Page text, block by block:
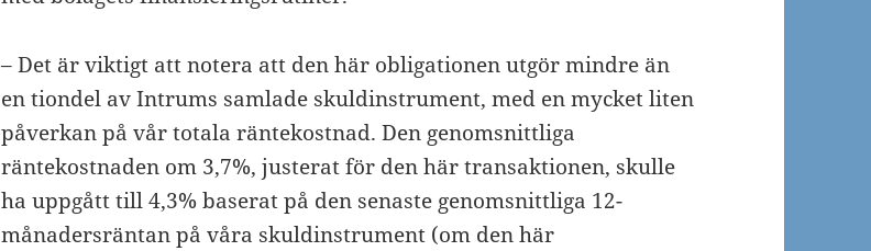
– Det är viktigt att notera att den här obligationen utgör mindre än
en tiondel av Intrums samlade skuldinstrument, med en mycket liten
påverkan på vår totala räntekostnad. Den genomsnittliga
räntekostnaden om 3,7%, justerat för den här transaktionen, skulle
ha uppgått till 4,3% baserat på den senaste genomsnittliga 12-
månadersräntan på våra skuldinstrument (om den här